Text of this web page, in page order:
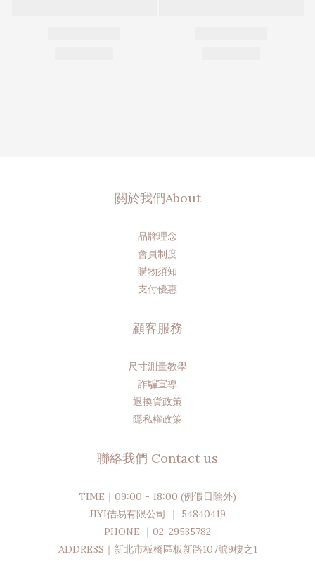
關於我們About
品牌理念
會員制度
購物須知
支付優惠
顧客服務
尺寸測量教學
詐騙宣導
退換貨政策
隱私權政策
聯絡我們 Contact us
TIME｜09:00 - 18:00 (例假日除外)
JIYI佶易有限公司 ｜ 54840419
PHONE ｜02-29535782
ADDRESS｜新北市板橋區板新路107號9樓之1